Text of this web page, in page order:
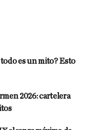
es un mito? Esto
2026: cartelera